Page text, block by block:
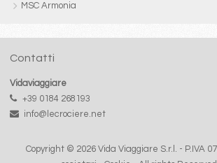
MSC Armonia
Contatti
Vidaviaggiare
+39 0184 268193
info@lecrociere.net
Copyright © 2026 Vida Viaggiare S.r.l. - P.IVA